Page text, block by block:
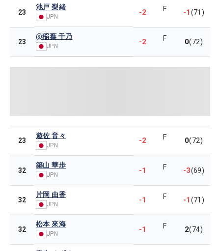
23
池戸 梨緒
JPN -2 F -1(71)
23
@稲葉 千乃
JPN -2 F 0(72)
23
遊佐 音々
JPN
-2 F 0(72)
32
築山 華歩
JPN -1 F -3(69)
32
片岡 由香
JPN -1 F -1(71)
32
松本 來海
JPN -1 F 2(74)